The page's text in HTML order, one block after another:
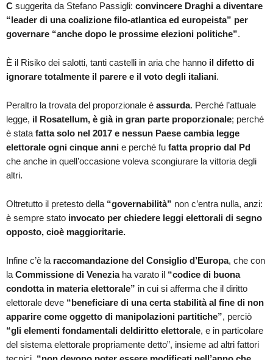
C suggerita da Stefano Passigli: convincere Draghi a diventare
“leader di una coalizione filo-atlantica ed europeista” per
governare “anche dopo le prossime elezioni politiche”.
È il Risiko dei salotti, tanti castelli in aria che hanno il difetto di
ignorare totalmente il parere e il voto degli italiani.
Peraltro la trovata del proporzionale è assurda. Perché l’attuale
legge, il Rosatellum, è già in gran parte proporzionale; perché
è stata fatta solo nel 2017 e nessun Paese cambia legge
elettorale ogni cinque anni e perché fu fatta proprio dal Pd
che anche in quell’occasione voleva scongiurare la vittoria degli
altri.
Oltretutto il pretesto della “governabilità” non c’entra nulla, anzi:
è sempre stato invocato per chiedere leggi elettorali di segno
opposto, cioè maggioritarie.
Infine c’è la raccomandazione del Consiglio d’Europa, che con
la Commissione di Veneziaha varato il “codice di buona
condotta in materia elettorale” in cui si afferma che il diritto
elettorale deve “beneficiare di una certa stabilità al fine di non
apparire come oggetto di manipolazioni partitiche”, perciò
“gli elementi fondamentali deldiritto elettorale, e in particolare
del sistema elettorale propriamente detto”, insieme ad altri fattori